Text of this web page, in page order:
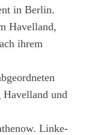
in Berlin.
Havelland,
ihrem
und
Linke-